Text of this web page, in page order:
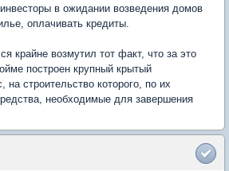
в ожидании возведения домов
оплачивать кредиты.
крайне возмутил тот факт, что за это
построен крупный крытый
строительство которого, по их
необходимые для завершения